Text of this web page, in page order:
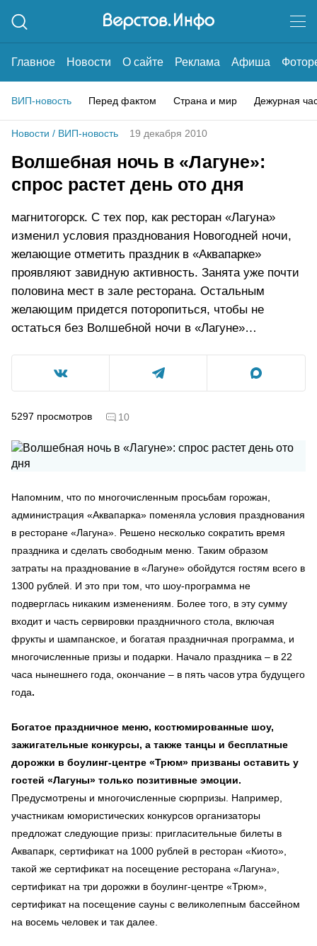
Главное Новости О сайте Реклама Афиша
ВИП-новость Перед фактом Страна и мир Дежурная
Новости / ВИП-новость 19 декабря 2010
Волшебная ночь в «Лагуне»:
спрос растет день ото дня
магнитогорск. С тех пор, как ресторан «Лагуна»
изменил условия празднования Новогодней ночи,
желающие отметить праздник в «Аквапарке»
проявляют завидную активность. Занята уже почти
половина мест в зале ресторана. Остальным
желающим придется поторопиться, чтобы не
остаться без Волшебной ночи в «Лагуне»…
5297 просмотров 10
Напомним, что по многочисленным просьбам горожан,
администрация «Аквапарка» поменяла условия празднования
в ресторане «Лагуна». Решено несколько сократить время
праздника и сделать свободным меню. Таким образом
затраты на празднование в «Лагуне» обойдутся гостям всего в
1300 рублей. И это при том, что шоу-программа не
подверглась никаким изменениям. Более того, в эту сумму
входит и часть сервировки праздничного стола, включая
фрукты и шампанское, и богатая праздничная программа, и
многочисленные призы и подарки. Начало праздника – в 22
часа нынешнего года, окончание – в пять часов утра будущего
года.
Богатое праздничное меню, костюмированные шоу,
зажигательные конкурсы, а также танцы и бесплатные
дорожки в боулинг-центре «Трюм» призваны оставить у
гостей «Лагуны» только позитивные эмоции.
Предусмотрены и многочисленные сюрпризы. Например,
участникам юмористических конкурсов организаторы
предложат следующие призы: пригласительные билеты в
Аквапарк, сертификат на 1000 рублей в ресторан «Киото»,
такой же сертификат на посещение ресторана «Лагуна»,
сертификат на три дорожки в боулинг-центре «Трюм»,
сертификат на посещение сауны с великолепным бассейном
на восемь человек и так далее.